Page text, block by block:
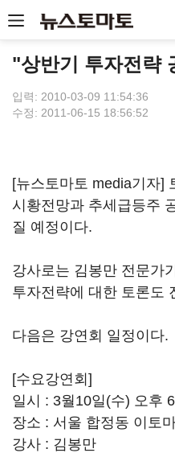
"상반기 투자전략
입력: 2010-03-09 11:54:36
수정: 2011-06-15 18:56:52
[뉴스토마토 media기자]
시황전망과 추세급등주
질 예정이다.
강사로는 김봉만 전문가
투자전략에 대한 토론도
다음은 강연회 일정이다.
[수요강연회]
일시 : 3월10일(수) 오후
장소 : 서울 합정동 이토
강사 : 김봉만